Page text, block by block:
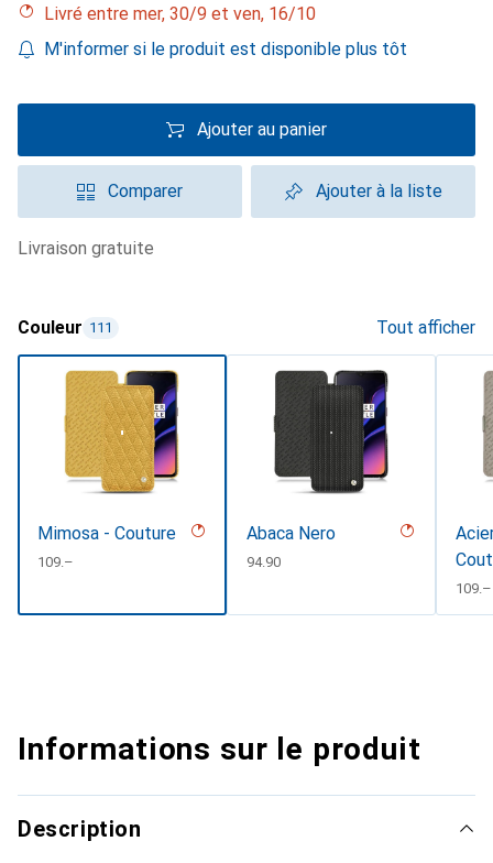
Livré entre mer, 30/9 et ven, 16/10
M'informer si le produit est disponible plus tôt
Ajouter au panier
Comparer Ajouter à la liste
livraison gratuite
Couleur 111 Tout afficher
Mimosa - Couture
CHF
109.–
Abaca Nero
CHF
94.90
CHF
109.–
Informations sur le produit
Description